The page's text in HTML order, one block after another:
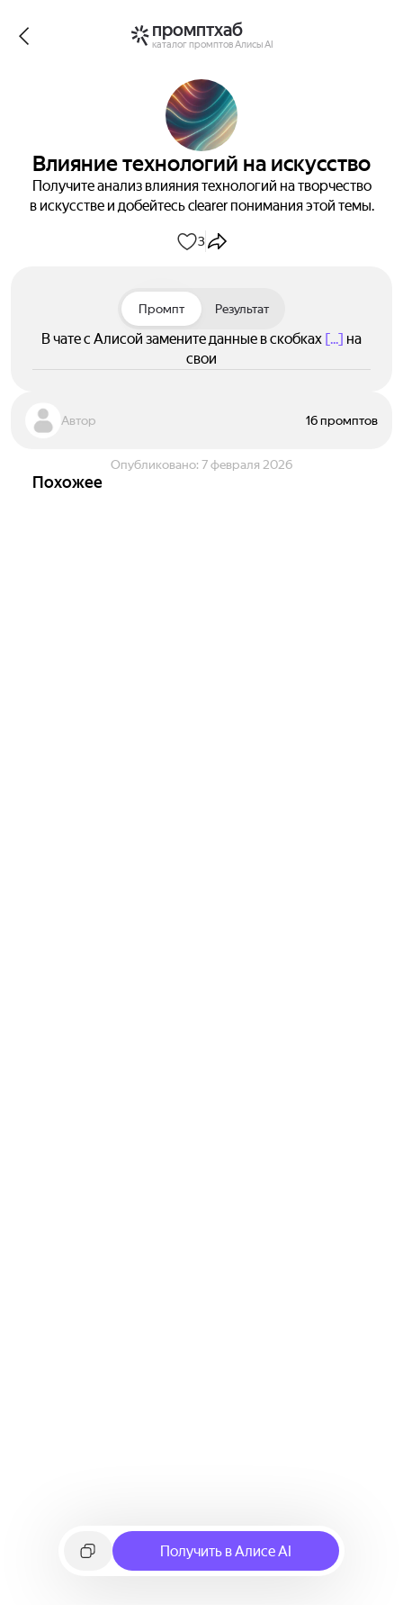
промптхаб
каталог промптов Алисы AI
Влияние технологий на искусство
Получите анализ влияния технологий на творчество
в искусстве и добейтесь clearer понимания этой темы.
3
Промпт Результат
В чате с Алисой замените данные в скобках [...] на
свои
Автор 16 промптов
Опубликовано: 7 февраля 2026
Похожее
Получить в Алисе AI